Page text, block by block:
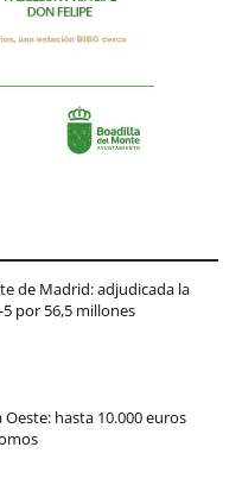
de Madrid: adjudicada la
por 56,5 millones
hasta 10.000 euros